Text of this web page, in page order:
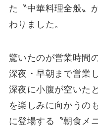
た〝中華料理全般〟
わりました。
驚いたのが営業時間
深夜・早朝まで営業
深夜に小腹が空いた
を楽しみに向かうの
に登場する〝朝食メ